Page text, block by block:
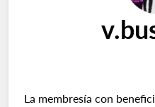
La membresía con